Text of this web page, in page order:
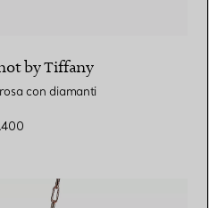
by Tiffany
con diamanti